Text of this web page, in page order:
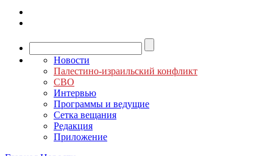
Новости
Палестино-израильский конфликт
СВО
Интервью
Программы и ведущие
Сетка вещания
Редакция
Приложение